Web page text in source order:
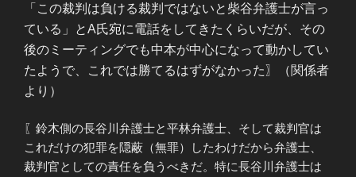
「この裁判は負ける裁判ではないと柴谷弁護士が言っ
ている」とA氏宛に電話をしてきたくらいだが、その
後のミーティングでも中本が中心になって動かしてい
たようで、これでは勝てるはずがなかった〗（関係者
より）
〖鈴木側の長谷川弁護士と平林弁護士、そして裁判官は
これだけの犯罪を隠蔽（無罪）したわけだから弁護士、
裁判官としての責任を負うべきだ。特に長谷川弁護士は